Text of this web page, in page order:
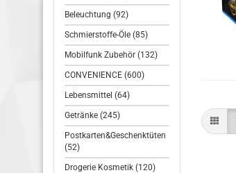
Beleuchtung (92)
Schmierstoffe-Öle (85)
Mobilfunk Zubehör (132)
CONVENIENCE (600)
Lebensmittel (64)
Getränke (245)
Postkarten&Geschenktüten
(52)
Drogerie Kosmetik (120)